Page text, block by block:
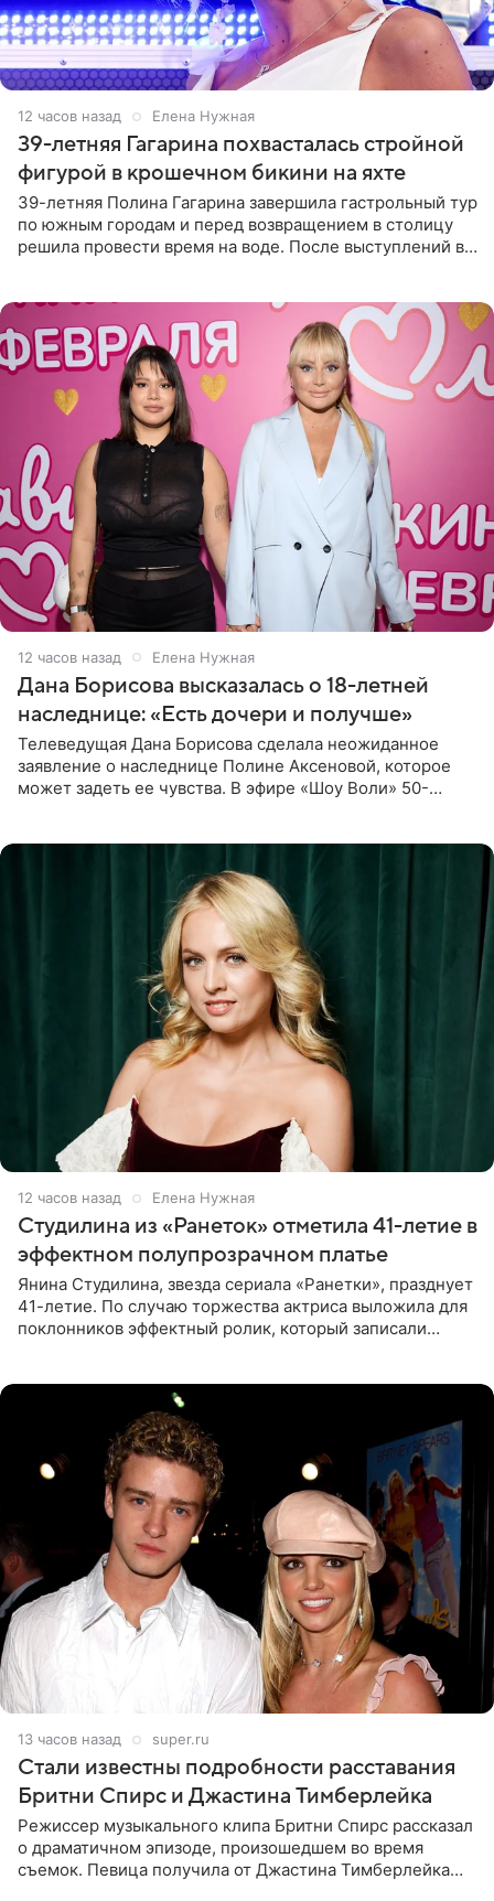
12 часов назад Елена Нужная
39-летняя Гагарина похвасталась стройной
фигурой в крошечном бикини на яхте
39-летняя Полина Гагарина завершила гастрольный тур
по южным городам и перед возвращением в столицу
решила провести время на воде. После выступлений в
12 часов назад Елена Нужная
Дана Борисова высказалась о 18-летней
наследнице: «Есть дочери и получше»
Телеведущая Дана Борисова сделала неожиданное
заявление о наследнице Полине Аксеновой, которое
может задеть ее чувства. В эфире «Шоу Воли» 50-
12 часов назад Елена Нужная
Студилина из «Ранеток» отметила 41-летие в
эффектном полупрозрачном платье
Янина Студилина, звезда сериала «Ранетки», празднует
41-летие. По случаю торжества актриса выложила для
поклонников эффектный ролик, который записали
13 часов назад super.ru
Стали известны подробности расставания
Бритни Спирс и Джастина Тимберлейка
Режиссер музыкального клипа Бритни Спирс рассказал
о драматичном эпизоде, произошедшем во время
съемок. Певица получила от Джастина Тимберлейка